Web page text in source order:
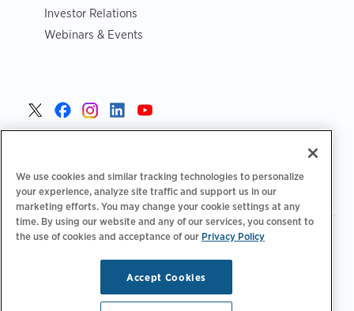
Investor Relations
Webinars & Events
Política de privacidade| Opções de privacidade|
Copyright © 2026 ChargePoint, Inc. Todos os direitos
We use cookies and similar tracking technologies to personalize
your experience, analyze site traffic and support us in our
marketing efforts. You may change your cookie settings at any
time. By using our website and any of our services, you consent to
the use of cookies and acceptance of our Privacy Policy
Accept Cookies